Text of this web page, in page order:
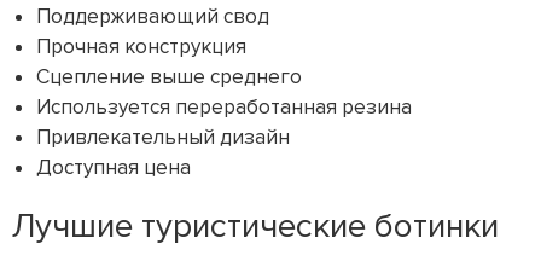
Поддерживающий свод
Прочная конструкция
Сцепление выше среднего
Используется переработанная резина
Привлекательный дизайн
Доступная цена
Лучшие туристические ботинки